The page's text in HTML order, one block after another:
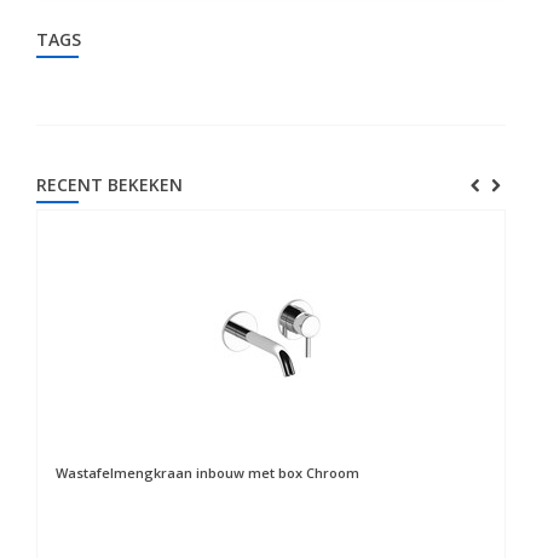
TAGS
RECENT BEKEKEN
Wastafelmengkraan inbouw met box Chroom